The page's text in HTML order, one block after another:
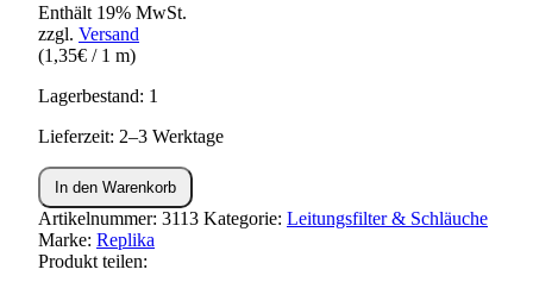
Enthält 19% MwSt.
zzgl. Versand
(1,35€ / 1 m)
Lagerbestand: 1
Lieferzeit: 2–3 Werktage
Benzinschlauch
-
grün
-
1
In den Warenkorb
Artikelnummer: 3113 Kategorie: Leitungsfilter & Schläuche
Marke: Replika
Produkt teilen: